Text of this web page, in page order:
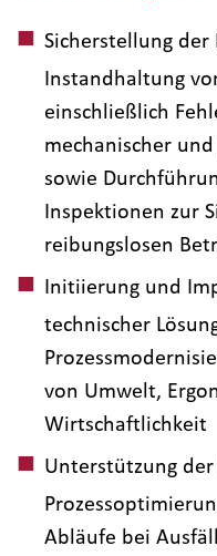
Sicherstellung der
Instandhaltung
einschließlich
mechanischer
sowie
Inspektionen zur
reibungslosen
Initiierung und
technischer
von Umwelt,
Wirtschaftlichkeit
Unterstützung
Abläufe bei